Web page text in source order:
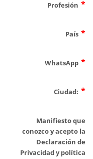
Profesión
País
WhatsApp
Ciudad:
Manifiesto que
conozco y acepto la
Declaración de
Privacidad y política